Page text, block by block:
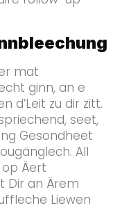
mat
ginn, an e
d’Leit zu dir zitt.
seet,
Gesondheet
All
Äert
Dir an Ärem
Liewen